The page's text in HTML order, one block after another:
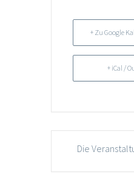
+ Zu Google
+ iCal /
Die